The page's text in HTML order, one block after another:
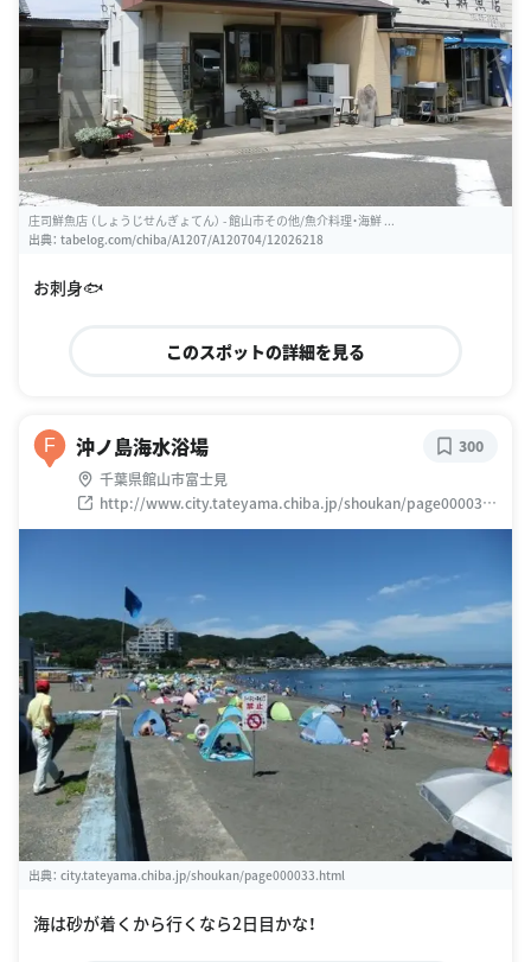
庄司鮮魚店 （しょうじせんぎょてん） - 館山市その他/魚介料理・海鮮 ...
出典： tabelog.com/chiba/A1207/A120704/12026218
お刺身🐟
このスポットの詳細を見る
F 沖ノ島海水浴場
千葉県館山市富士見
http://www.city.tateyama.chiba.jp/shoukan/page000033.
html#section3
300
出典： city.tateyama.chiba.jp/shoukan/page000033.html
海は砂が着くから行くなら2日目かな！